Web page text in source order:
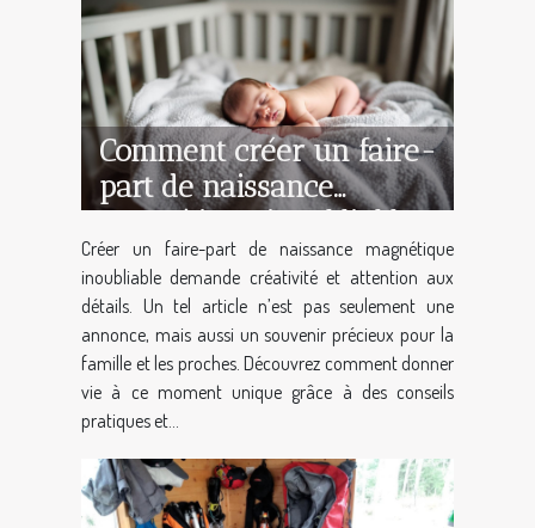
Comment créer un faire-
part de naissance
magnétique inoubliable ?
Créer un faire-part de naissance magnétique
inoubliable demande créativité et attention aux
détails. Un tel article n’est pas seulement une
annonce, mais aussi un souvenir précieux pour la
famille et les proches. Découvrez comment donner
vie à ce moment unique grâce à des conseils
pratiques et...